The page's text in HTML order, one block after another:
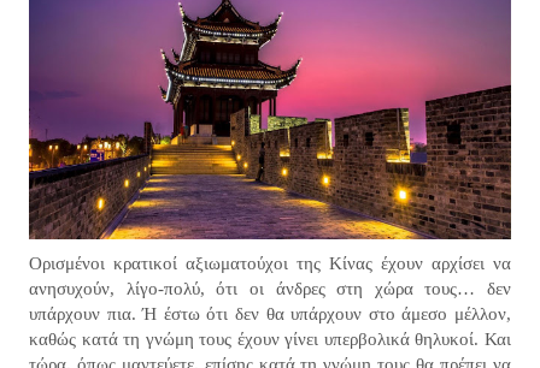
Ορισμένοι κρατικοί αξιωματούχοι της Κίνας έχουν αρχίσει να
ανησυχούν, λίγο-πολύ, ότι οι άνδρες στη χώρα τους… δεν
υπάρχουν πια. Ή έστω ότι δεν θα υπάρχουν στο άμεσο μέλλον,
καθώς κατά τη γνώμη τους έχουν γίνει υπερβολικά θηλυκοί. Και